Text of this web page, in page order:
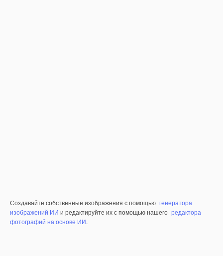
Создавайте собственные изображения с помощью генератора
изображений ИИ и редактируйте их с помощью нашего редактора
фотографий на основе ИИ.